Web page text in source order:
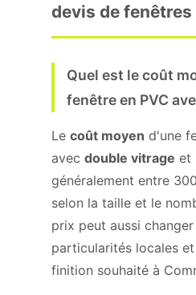
devis de fenêtres
Quel est le coût
fenêtre en PVC
Le coût moyen d'une
avec double vitrage et
généralement entre
selon la taille et le
prix peut aussi
particularités locales
finition souhaité à